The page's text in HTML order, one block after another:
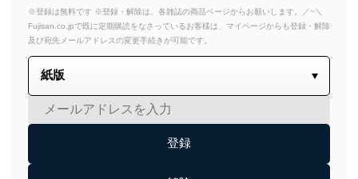
※登録は無料です ※登録・解除は、各雑誌の商品ページからお願いします。／~＼
Fujisan.co.jpで既に定期購読をなさっているお客様は、マイページからも登録・解除
及び宛先メールアドレスの変更手続きが可能です。